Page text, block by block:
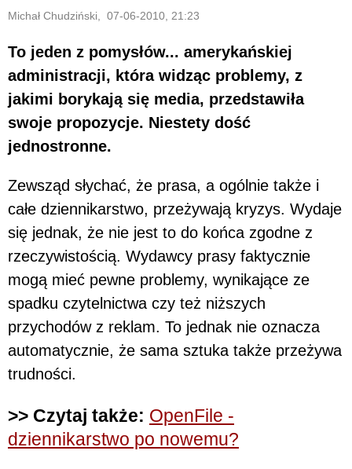
Michał Chudziński, 07-06-2010, 21:23
To jeden z pomysłów... amerykańskiej
administracji, która widząc problemy, z
jakimi borykają się media, przedstawiła
swoje propozycje. Niestety dość
jednostronne.
Zewsząd słychać, że prasa, a ogólnie także i
całe dziennikarstwo, przeżywają kryzys. Wydaje
się jednak, że nie jest to do końca zgodne z
rzeczywistością. Wydawcy prasy faktycznie
mogą mieć pewne problemy, wynikające ze
spadku czytelnictwa czy też niższych
przychodów z reklam. To jednak nie oznacza
automatycznie, że sama sztuka także przeżywa
trudności.
>> Czytaj także: OpenFile -
dziennikarstwo po nowemu?